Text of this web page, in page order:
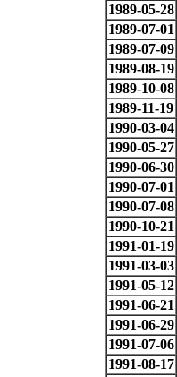
1989-05-28
1989-07-01
1989-07-09
1989-08-19
1989-10-08
1989-11-19
1990-03-04
1990-05-27
1990-06-30
1990-07-01
1990-07-08
1990-10-21
1991-01-19
1991-03-03
1991-05-12
1991-06-21
1991-06-29
1991-07-06
1991-08-17